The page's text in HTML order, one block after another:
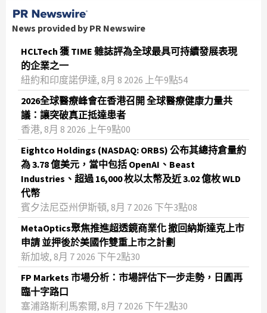
News provided by PR Newswire
HCLTech 獲 TIME 雜誌評為全球最具可持續發展表現
的企業之一
紐約和印度諾伊達, 8月 8 2026 上午9點54
2026全球醫療峰會在香港召開 全球醫療健康力量共
議：讓突破真正抵達患者
香港, 8月 8 2026 上午9點00
Eightco Holdings (NASDAQ: ORBS) 公布其總持倉量約
為 3.78 億美元，當中包括 OpenAI、Beast
Industries、超過 16,000 枚以太幣及近 3.02 億枚 WLD
代幣
賓夕法尼亞州伊斯頓, 8月 7 2026 下午3點08
MetaOptics聚焦推進超透鏡商業化 撤回納斯達克上市
申請 並押後於美國作雙重上市之計劃
新加坡, 8月 7 2026 下午2點30
FP Markets 市場分析：市場評估下一步走勢，日圓再
臨十字路口
塞浦路斯利馬索爾, 8月 7 2026 下午2點30